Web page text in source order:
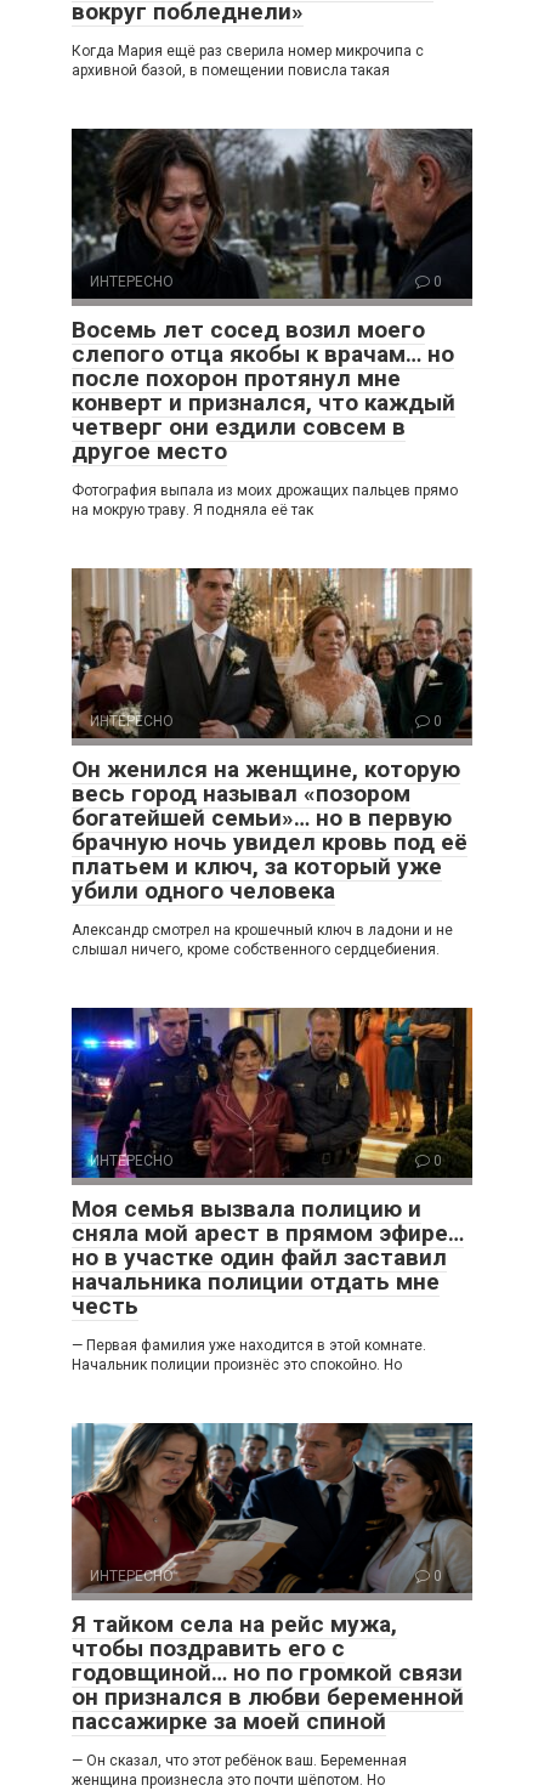
вокруг побледнели»
Когда Мария ещё раз сверила номер микрочипа с
архивной базой, в помещении повисла такая
ИНТЕРЕСНО 0
Восемь лет сосед возил моего
слепого отца якобы к врачам… но
после похорон протянул мне
конверт и признался, что каждый
четверг они ездили совсем в
другое место
Фотография выпала из моих дрожащих пальцев прямо
на мокрую траву. Я подняла её так
ИНТЕРЕСНО 0
Он женился на женщине, которую
весь город называл «позором
богатейшей семьи»… но в первую
брачную ночь увидел кровь под её
платьем и ключ, за который уже
убили одного человека
Александр смотрел на крошечный ключ в ладони и не
слышал ничего, кроме собственного сердцебиения.
ИНТЕРЕСНО 0
Моя семья вызвала полицию и
сняла мой арест в прямом эфире…
но в участке один файл заставил
начальника полиции отдать мне
честь
— Первая фамилия уже находится в этой комнате.
Начальник полиции произнёс это спокойно. Но
ИНТЕРЕСНО 0
Я тайком села на рейс мужа,
чтобы поздравить его с
годовщиной… но по громкой связи
он признался в любви беременной
пассажирке за моей спиной
— Он сказал, что этот ребёнок ваш. Беременная
женщина произнесла это почти шёпотом. Но